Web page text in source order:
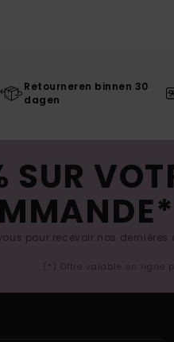
Retourneren binnen 30
dagen
SUR
pour recevoir nos
(*) Offre valable en ligne